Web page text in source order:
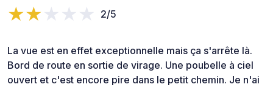
2/5
La vue est en effet exceptionnelle mais ça s'arrête là.
Bord de route en sortie de virage. Une poubelle à ciel
ouvert et c'est encore pire dans le petit chemin. Je n'ai